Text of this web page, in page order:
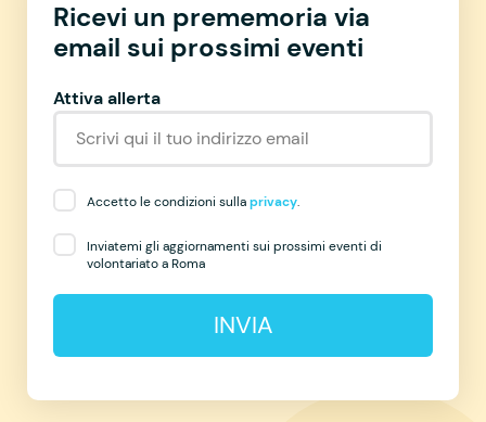
Ricevi un prememoria via
email sui prossimi eventi
Attiva allerta
Accetto le condizioni sullaprivacy.
Inviatemi gli aggiornamenti sui prossimi eventi di
volontariato a Roma
INVIA